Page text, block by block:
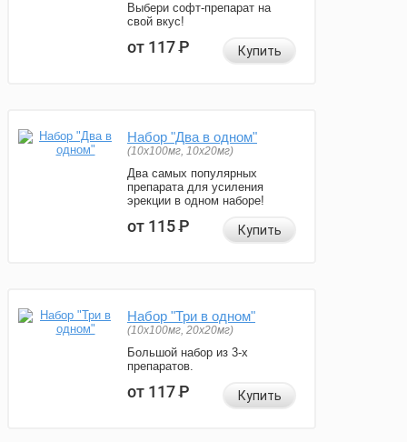
Выбери софт-препарат на
свой вкус!
от 117Р Купить
Набор "Два в одном"
(10x100мг, 10x20мг)
Два самых популярных
препарата для усиления
эрекции в одном наборе!
от 115Р Купить
Набор "Три в одном"
(10x100мг, 20x20мг)
Большой набор из 3-х
препаратов.
от 117Р Купить